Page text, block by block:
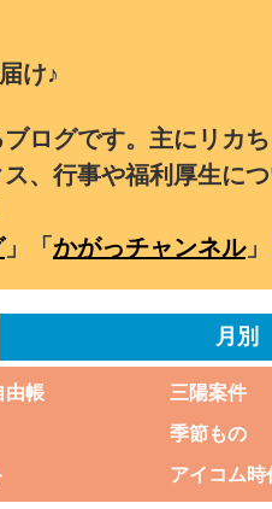
け♪
ログです。主にリカ
、行事や福利厚生に
」「 かがっチャンネル
月別
由帳
三陽案件
季節もの
アイコム時